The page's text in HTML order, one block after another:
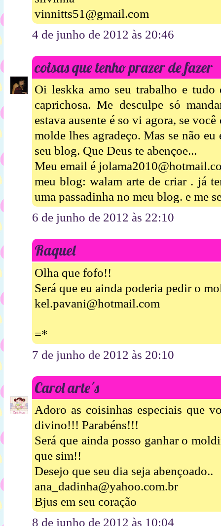
vinnitts51@gmail.com
4 de junho de 2012 às 20:46
coisas que tenho prazer de fazer
Oi leskka amo seu trabalho e
caprichosa. Me desculpe só
estava ausente é so vi agora, se
molde lhes agradeço. Mas se não
seu blog. Que Deus te abençoe...
Meu email é
meu blog: walam arte de criar . já
uma passadinha no meu blog. e me
6 de junho de 2012 às 22:10
Raquel
Olha que fofo!!
Será que eu ainda poderia pedir o
kel.pavani@hotmail.com
=*
7 de junho de 2012 às 20:10
Carol arte´s
Adoro as coisinhas especiais que
divino!!! Parabéns!!!
Será que ainda posso ganhar o
que sim!!
Desejo que seu dia seja abençoado..
ana_dadinha@yahoo.com.br
Bjus em seu coração
8 de junho de 2012 às 10:04